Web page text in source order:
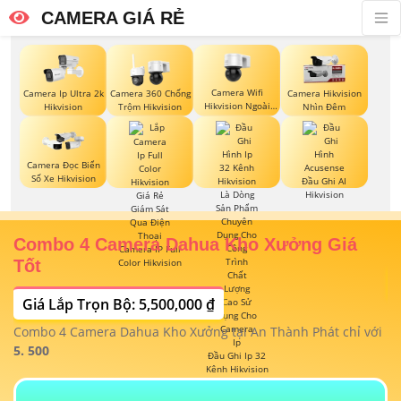
CAMERA GIÁ RẺ
Camera Ip Ultra 2k
Hikvision
Camera 360 Chống
Trộm Hikvision
Camera Wifi
Hikvision Ngoài
Trời 360
Camera Hikvision
Nhìn Đêm
Camera Đọc Biển
Số Xe Hikvision
Camera IP Full
Color Hikvision
Đầu Ghi Ip 32
Kênh Hikvision
Đầu Ghi AI
Hikvision
Combo 4 Camera Dahua Kho Xưởng Giá
Tốt
Giá Lắp Trọn Bộ: 5,500,000 ₫
Combo 4 Camera Dahua Kho Xưởng tại An Thành Phát chỉ với
5. 500